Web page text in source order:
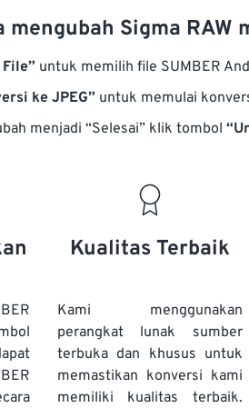
mengubah Sigma RAW
untuk memilih file SUMBER
ke JPEG” untuk memulai
menjadi “Selesai” klik tombol
Kualitas Terbaik
Kami menggunakan
perangkat lunak sumber
terbuka dan khusus untuk
memastikan konversi kami
memiliki kualitas terbaik.